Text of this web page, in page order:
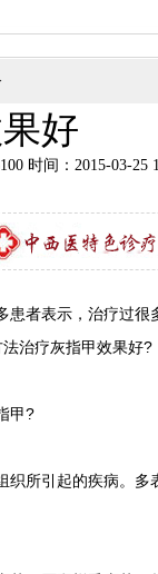
好
时间：2015-03-25
者表示，治疗过很
治疗灰指甲效果好?
甲?
所引起的疾病。多